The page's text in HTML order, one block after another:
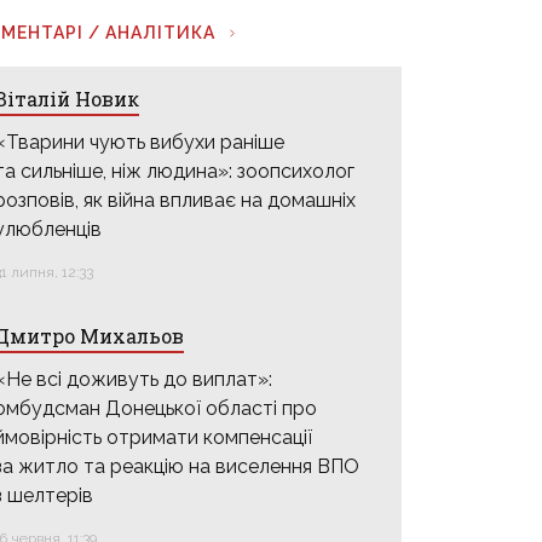
/ АНАЛІТИКА
Новик
чують вибухи раніше
сильніше, ніж людина»: зоопсихолог
як війна впливає на домашніх
липня, 12:33
Михальов
всі доживуть до виплат»:
Донецької області про
отримати компенсації
житло та реакцію на виселення ВПО
шелтерів
червня, 11:39